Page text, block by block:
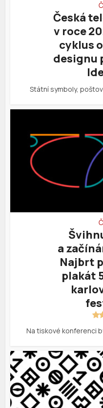
Česká
v roce
cyklus
designu
Státní symboly,
a
Najbrt
plakát
Na tiskové konferenci